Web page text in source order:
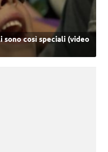
così speciali (video